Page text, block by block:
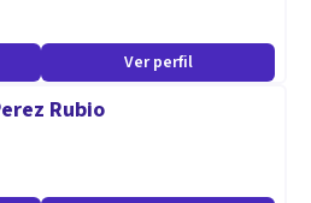
Ver perfil
Rubio